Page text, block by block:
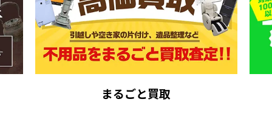
まるごと買取